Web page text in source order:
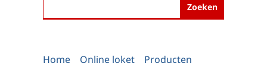
Zoeken
Home Online loket Producten